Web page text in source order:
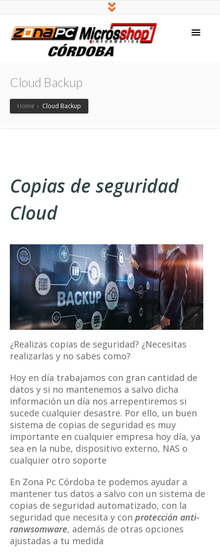
Cloud Backup
Home › Cloud Backup
Copias de seguridad
Cloud
¿Realizas copias de seguridad? ¿Necesitas
realizarlas y no sabes como?
Hoy en día trabajamos con gran cantidad de
datos y si no mantenemos a salvo dicha
información un día nos arrepentiremos si
sucede cualquier desastre. Por ello, un buen
sistema de copias de seguridad es muy
importante en cualquier empresa hoy día, ya
sea en la nube, dispositivo externo, NAS o
cualquier otro soporte
En Zona Pc Córdoba te podemos ayudar a
mantener tus datos a salvo con un sistema de
copias de seguridad automatizado, con la
seguridad que necesita y con protección anti-
ranwsomware, además de otras opciones
ajustadas a tu medida